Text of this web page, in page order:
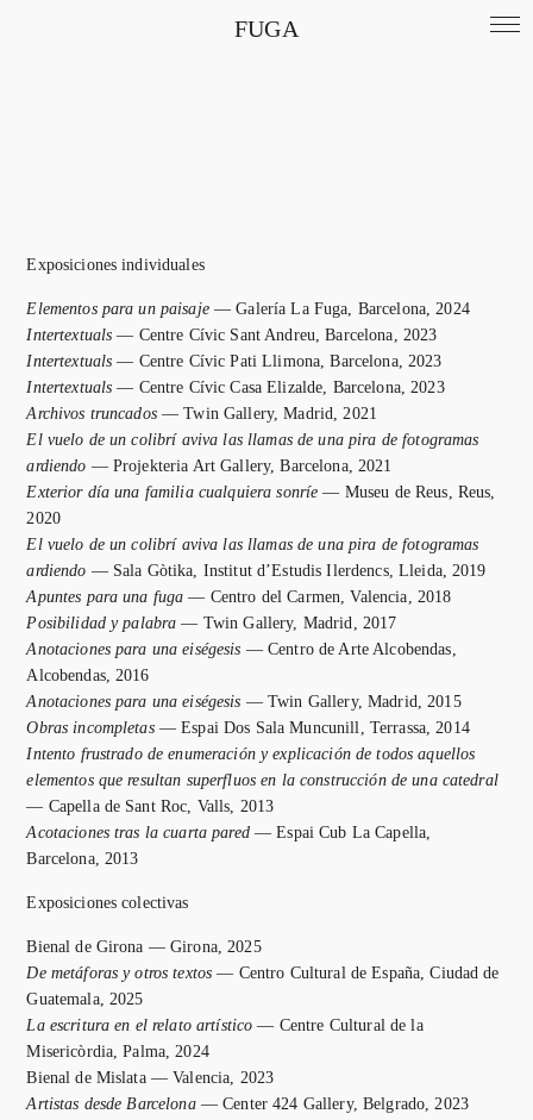
FUGA
Exposiciones individuales
Elementos para un paisaje— Galería La Fuga, Barcelona, 2024
Intertextuals — Centre Cívic Sant Andreu, Barcelona, 2023
Intertextuals — Centre Cívic Pati Llimona, Barcelona, 2023
Intertextuals — Centre Cívic Casa Elizalde, Barcelona, 2023
Archivos truncados— Twin Gallery, Madrid, 2021
El vuelo de un colibrí aviva las llamas de una pira de fotogramas
ardiendo — Projekteria Art Gallery, Barcelona, 2021
Exterior día una familia cualquiera sonríe — Museu de Reus, Reus,
2020
El vuelo de un colibrí aviva las llamas de una pira de fotogramas
ardiendo — Sala Gòtika, Institut d’Estudis Ilerdencs, Lleida, 2019
Apuntes para una fuga — Centro del Carmen, Valencia, 2018
Posibilidad y palabra — Twin Gallery, Madrid, 2017
Anotaciones para una eiségesis — Centro de Arte Alcobendas,
Alcobendas, 2016
Anotaciones para una eiségesis — Twin Gallery, Madrid, 2015
Obras incompletas— Espai Dos Sala Muncunill, Terrassa, 2014
Intento frustrado de enumeración y explicación de todos aquellos
elementos que resultan superfluos en la construcción de una catedral
— Capella de Sant Roc, Valls, 2013
Acotaciones tras la cuarta pared— Espai Cub La Capella,
Barcelona, 2013
Exposiciones colectivas
Bienal de Girona — Girona, 2025
De metáforas y otros textos — Centro Cultural de España, Ciudad de
Guatemala, 2025
La escritura en el relato artístico — Centre Cultural de la
Misericòrdia, Palma, 2024
Bienal de Mislata — Valencia, 2023
Artistas desde Barcelona— Center 424 Gallery, Belgrado, 2023